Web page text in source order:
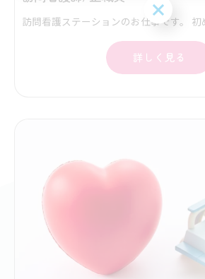
詳しく見る
お問い合わせはこちら